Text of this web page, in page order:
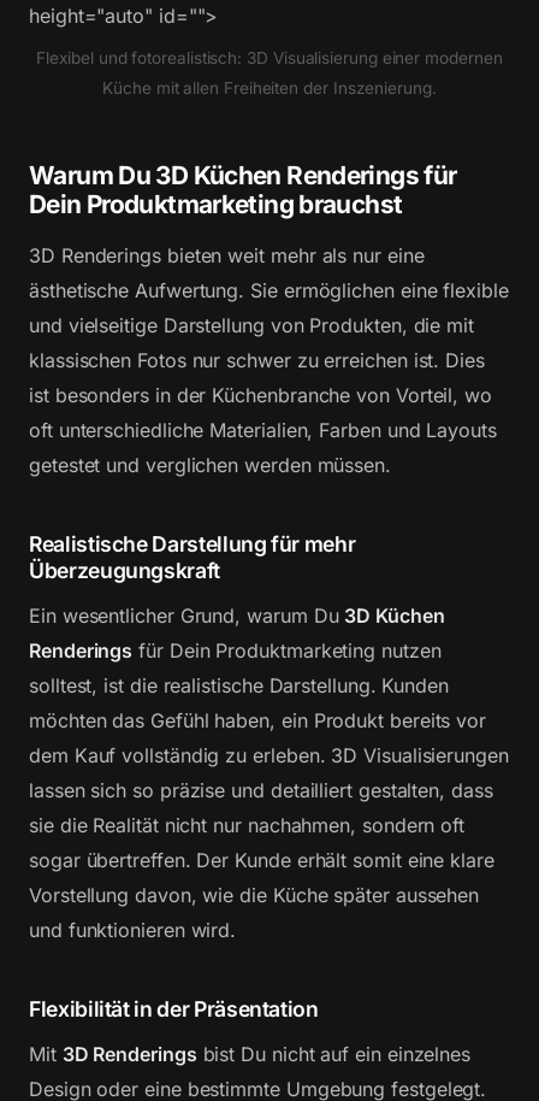
height="auto" id="">
Flexibel und fotorealistisch: 3D Visualisierung einer modernen
Küche mit allen Freiheiten der Inszenierung.
Warum Du 3D Küchen Renderings für
Dein Produktmarketing brauchst
3D Renderings bieten weit mehr als nur eine
ästhetische Aufwertung. Sie ermöglichen eine flexible
und vielseitige Darstellung von Produkten, die mit
klassischen Fotos nur schwer zu erreichen ist. Dies
ist besonders in der Küchenbranche von Vorteil, wo
oft unterschiedliche Materialien, Farben und Layouts
getestet und verglichen werden müssen.
Realistische Darstellung für mehr
Überzeugungskraft
Ein wesentlicher Grund, warum Du 3D Küchen
Renderings für Dein Produktmarketing nutzen
solltest, ist die realistische Darstellung. Kunden
möchten das Gefühl haben, ein Produkt bereits vor
dem Kauf vollständig zu erleben. 3D Visualisierungen
lassen sich so präzise und detailliert gestalten, dass
sie die Realität nicht nur nachahmen, sondern oft
sogar übertreffen. Der Kunde erhält somit eine klare
Vorstellung davon, wie die Küche später aussehen
und funktionieren wird.
Flexibilität in der Präsentation
Mit 3D Renderings bist Du nicht auf ein einzelnes
Design oder eine bestimmte Umgebung festgelegt.